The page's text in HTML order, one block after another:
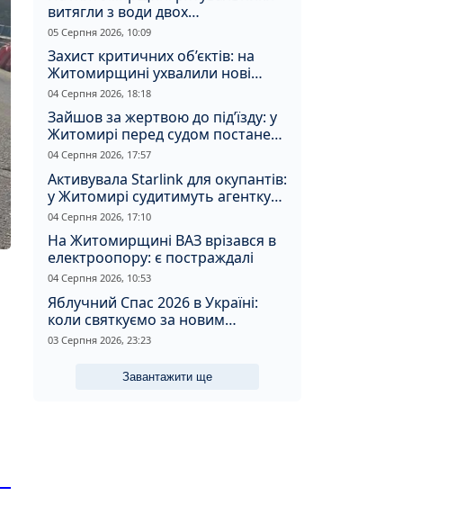
витягли з води двох
потопельників
05 Серпня 2026, 10:09
Захист критичних об’єктів: на
Житомирщині ухвалили нові
рішення з безпеки
04 Серпня 2026, 18:18
Зайшов за жертвою до під’їзду: у
Житомирі перед судом постане
нападник
04 Серпня 2026, 17:57
Активувала Starlink для окупантів:
у Житомирі судитимуть агентку
рф
04 Серпня 2026, 17:10
На Житомирщині ВАЗ врізався в
електроопору: є постраждалі
04 Серпня 2026, 10:53
Яблучний Спас 2026 в Україні:
коли святкуємо за новим
календарем, що святять та
головні прикмети дня
03 Серпня 2026, 23:23
Завантажити ще